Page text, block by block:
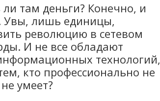
там деньги? Конечно, и
Увы, лишь единицы,
революцию в сетевом
И не все обладают
технологий,
кто профессионально не
умеет?